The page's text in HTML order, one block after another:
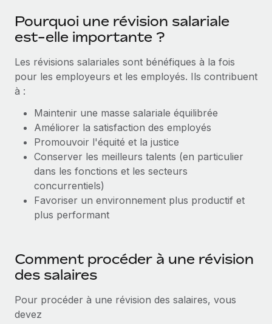
Intégrations
Rationalisez vos processus avec des outils essentiels
SERVICES
Recevez des conseils d’experts sur les RH à
l’international et la conformité
Contrôles d’antécédents
Simplifiez vos processus de présélection des
candidats
Remote Watchtower
Gestion des appareils
Achetez et suivez vos équipements informatiques
dans le monde entier
TRAVAILLONS ENSEMBLE
Partenaires stratégiques de la tech
Devenir partenaire
Remote Build
Bientôt disponible
Conseil en intégrations et automatisations assistées par
l’IA
ÉTUDES DE CAS
Webinaires
Salle de presse
Centre de ressources
Obtenir de l’aide
Voir toutes les ressources
BLOG
EOR et PEO
Gestion des freelances
Taxes
中文（简体）
Pourquoi une révision salariale
est-elle importante ?
Les révisions salariales sont bénéfiques à la fois
pour les employeurs et les employés. Ils contribuent
à :
Maintenir une masse salariale équilibrée
Améliorer la satisfaction des employés
Promouvoir l'équité et la justice
Conserver les meilleurs talents (en particulier
dans les fonctions et les secteurs
concurrentiels)
Favoriser un environnement plus productif et
plus performant
Comment procéder à une révision
des salaires
Pour procéder à une révision des salaires, vous
devez